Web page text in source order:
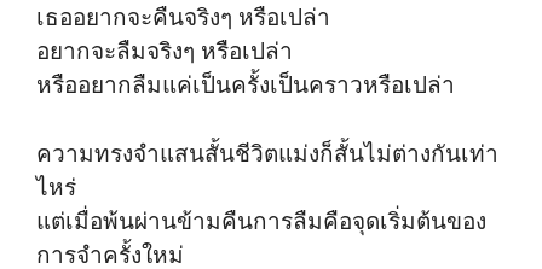
เธออยากจะคืนจริงๆ หรือเปล่า
อยากจะลืมจริงๆ หรือเปล่า
หรืออยากลืมแค่เป็นครั้งเป็นคราวหรือเปล่า
ความทรงจำแสนสั้นชีวิตแม่งก็สั้นไม่ต่างกันเท่า
ไหร่
แต่เมื่อพ้นผ่านข้ามคืนการลืมคือจุดเริ่มต้นของ
การจำครั้งใหม่